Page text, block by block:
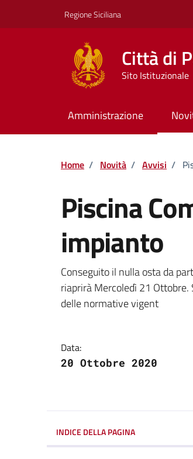
Regione Siciliana
Città di
Sito Istituzionale
Amministrazione
Home / Novità / Avvisi /
Piscina
impianto
Dettagli
Conseguito il nulla osta da
riaprirà Mercoledì 21
delle normative vigent
Data:
20 Ottobre 2020
INDICE DELLA PAGINA